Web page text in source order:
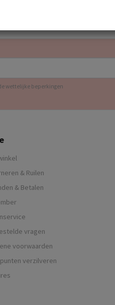
wettelijke beperkingen
& Ruilen
& Betalen
vragen
voorwaarden
verzilveren